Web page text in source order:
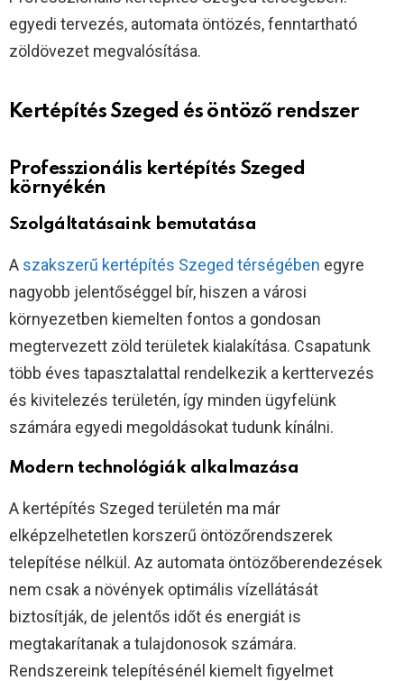
egyedi tervezés, automata öntözés, fenntartható
zöldövezet megvalósítása.
Kertépítés Szeged és öntöző rendszer
Professzionális kertépítés Szeged
környékén
Szolgáltatásaink bemutatása
A szakszerű kertépítés Szeged térségében egyre
nagyobb jelentőséggel bír, hiszen a városi
környezetben kiemelten fontos a gondosan
megtervezett zöld területek kialakítása. Csapatunk
több éves tapasztalattal rendelkezik a kerttervezés
és kivitelezés területén, így minden ügyfelünk
számára egyedi megoldásokat tudunk kínálni.
Modern technológiák alkalmazása
A kertépítés Szeged területén ma már
elképzelhetetlen korszerű öntözőrendszerek
telepítése nélkül. Az automata öntözőberendezések
nem csak a növények optimális vízellátását
biztosítják, de jelentős időt és energiát is
megtakarítanak a tulajdonosok számára.
Rendszereink telepítésénél kiemelt figyelmet